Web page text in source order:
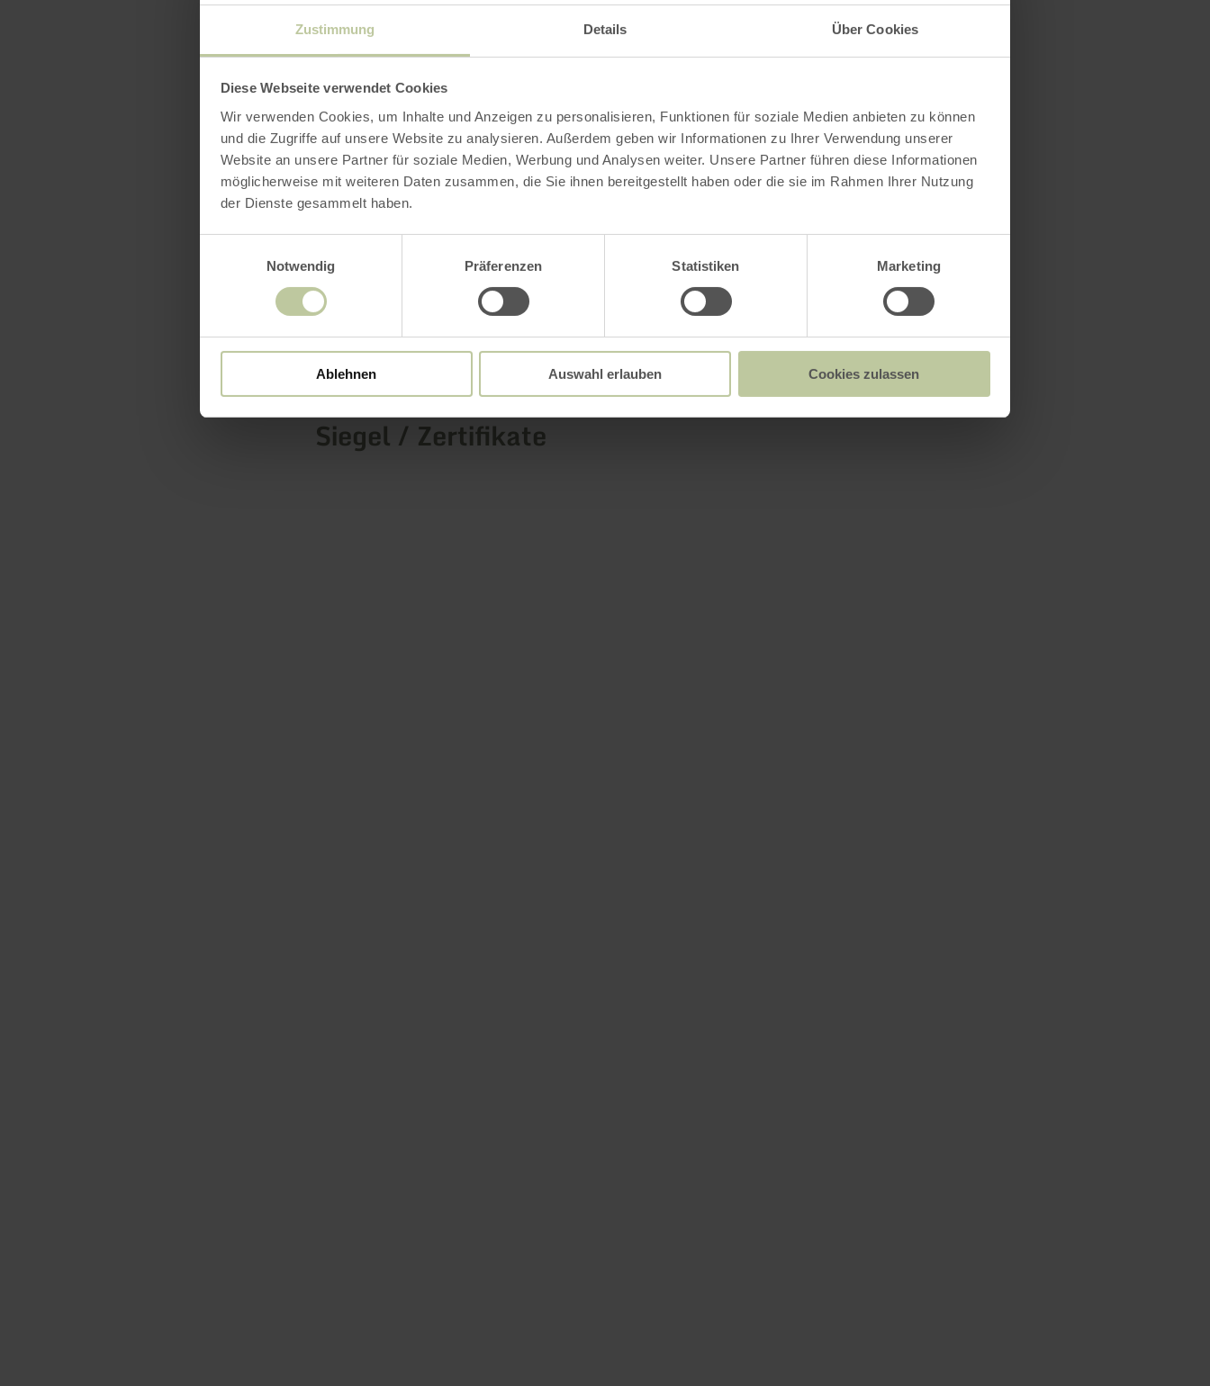
Zustimmung Details Über Cookies
Diese Webseite verwendet Cookies
Wir verwenden Cookies, um Inhalte und Anzeigen zu personalisieren, Funktionen für soziale Medien anbieten zu können
und die Zugriffe auf unsere Website zu analysieren. Außerdem geben wir Informationen zu Ihrer Verwendung unserer
Website an unsere Partner für soziale Medien, Werbung und Analysen weiter. Unsere Partner führen diese Informationen
möglicherweise mit weiteren Daten zusammen, die Sie ihnen bereitgestellt haben oder die sie im Rahmen Ihrer Nutzung
der Dienste gesammelt haben.
Notwendig
Präferenzen Statistiken Marketing
Ablehnen Auswahl erlauben Cookies zulassen
Machen Sie Ihren Aufenthalt unvergesslich und genießen Sie die
Verbindung von Komfort und Nachhaltigkeit!
mehr erfahren
Weitere Infos
Ausstattungsmerkmale
Siegel / Zertifikate